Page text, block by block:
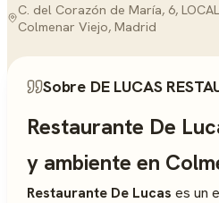
C. del Corazón de María, 6,
Colmenar Viejo, Madrid
Sobre DE LUCAS
Restaurante De
y ambiente en
Restaurante De Lucas es un